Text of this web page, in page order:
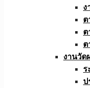
ง
ต
ต
ต
งานวัด
ร
ป